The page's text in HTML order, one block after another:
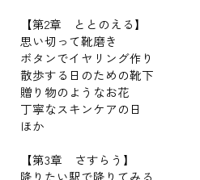
【第2章 ととのえる】
思い切って靴磨き
ボタンでイヤリング作り
散歩する日のための靴下
贈り物のようなお花
丁寧なスキンケアの日
ほか
【第3章 さすらう】
降りたい駅で降りてみる